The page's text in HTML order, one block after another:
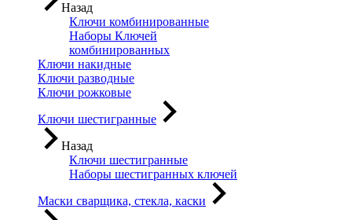
Назад
Ключи комбинированные
Наборы Ключей
комбинированных
Ключи накидные
Ключи разводные
Ключи рожковые
Ключи шестигранные
Назад
Ключи шестигранные
Наборы шестигранных ключей
Маски сварщика, стекла, каски